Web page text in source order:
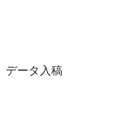
データ入稿